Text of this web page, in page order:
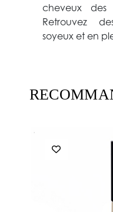
cheveux des
Retrouvez
soyeux et en